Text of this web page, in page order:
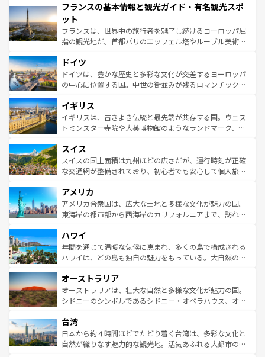
ませてくれるイタリアで、忘れられない旅をしてみよう！
なお、新着のイタリア情報は
しい。
文化が根付くこの国では、情熱的なフラメンコ、熱気あふ
れる闘牛、そして美味しいタパスが生活の一部となってい
る。首都マドリードの洗練された雰囲気や、バルセロナの
アートに溢れた街角から、地方では古代ローマ遺跡や中世
せる。地方によって風土や気候が異なるスペインはその個
性で訪れる人を魅了する。 なお、新着のスペイン情報は コ
ンテンツ一覧を参照してほしい。
フランスの基本情報と観光ガイド・有名観光スポ
ット
フランスは、世界中の旅行者を魅了し続けるヨーロッパ屈
指の観光地だ。首都パリのエッフェル塔やルーブル美術館
で、幅広い魅力が詰まっている。華麗な宮殿、歴史的な大
聖堂、美しいビーチ、そして豊かな自然が、訪れる者を心
から魅了する。また、フランスは美食の国としても知ら
いる。シャンパンの発祥地であるランス、プロヴァンスの
香り高いラベンダー畑など、多彩な楽しみ方が可能だ。さ
らに、パリ以外の地域にも魅力が溢れており、どの街角に
れる地方に足を運ぶとそれぞれで全く異なる文化を体験で
きるだろう。 なお、新着のフランス情報はコンテンツ一覧
を参照してほしい。
ドイツ
ドイツは、豊かな歴史と多彩な文化が交差するヨーロッパ
の中心に位置する国。中世の街並みが残るロマンチック街
顔を持つこの国は、どこを歩いても飽きることがない。ベ
ルリンの文化的活気、バイエルン州のアルプスの絶景、そ
してライン川沿いのワイン畑といった風景は必見。ビール
は、お酒好きな人にはぜひ体験してほしい。 なお、新着の
ドイツ情報はコンテンツ一覧を参照してほしい。
イギリス
イギリスは、古きよき伝統と最先端が共存する国。ウェス
トミンスター寺院や大英博物館のようなランドマーク、歴
リアごとに異なる魅力がある。また、優雅なアフタヌーン
ティー、ビール好きにはたまらない英国パブ、サッカー観
戦など、本場だからこそできる体験も豊富。イギリスを旅
ンツ一覧を参照してほしい。
スイス
スイスの国土面積は九州ほどの広さだが、運行時刻が正確
な交通網が整備されており、初心者でも安心して個人旅行
の建物がそのまま残る町や、スイスならではのユニークな
博物館もあり、アルプス観光だけでなく町歩きも満喫する
ことができる。国民の所得が高いため物価も高いが、旅行
ば市内交通費無料で観光を楽しむこともできる。 なお、新
着のスイス情報はコンテンツ一覧 を参照してほしい。
アメリカ
アメリカ合衆国は、広大な土地と多様な文化が魅力の国。
東海岸の都市部から西海岸のカリフォルニアまで、訪れる
のような巨大都市は、観光、ショッピング、エンターテイ
ンメントが詰まった刺激的なスポットだ。一方、アメリカ
西部には大自然が広がり、グランドキャニオンやイエロー
部のニューオーリンズでは、音楽と美食が融合した独特の
文化が魅力。旅行者はアメリカの各地域で異なる魅力を楽
しみながら、その多様性と豊かな歴史を感じることができ
ならではの贅沢な旅のスタイルだ。 なお、新着のアメリカ
情報はコンテンツ一覧を参照してほしい。
ハワイ
年間を通じて温暖な気候に恵まれ、多くの島で構成される
ハワイは、どの島も独自の魅力をもっている。大自然の神
ワイ島は見逃せない。また、定番の観光地といえばオアフ
島だが、静かな自然を求めるならマウイ島やカウアイ島が
おすすめ。エメラルドグリーンに輝く海をはじめ、豊かな
れるおもてなしの心で訪れる人々を迎えてくれるハワイの
人々、おいしいローカルフードやハワイアンミュージッ
ク、伝統的なフラダンスなど、すべてがハワイの魅力を彩
オーストラリア
オーストラリアは、壮大な自然と多様な文化が魅力の国。
シドニーのシンボルであるシドニー・オペラハウス、オー
リアリーフや大陸中央部にそびえるウルル（エアーズロッ
ク）、タスマニアの美しい原生林やケアンズの熱帯雨林な
ど、見どころがたくさん。また、カフェやワイン、オージ
台湾
日本から約４時間ほどでたどり着く台湾は、多彩な文化と
自然が織りなす魅力的な観光地。活気あふれる大都市の台